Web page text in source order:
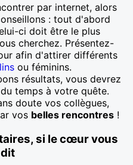
par internet, alors
: tout d'abord
ci doit être le plus
cherchez. Présentez-
afin d'attirer différents
ou féminins.
résultats, vous devrez
temps à votre quête.
doute vos collègues,
vos belles rencontres!
si le cœur vous